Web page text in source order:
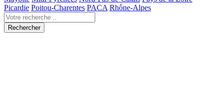
Picardie Poitou-Charentes PACA Rhône-Alpes
Rechercher